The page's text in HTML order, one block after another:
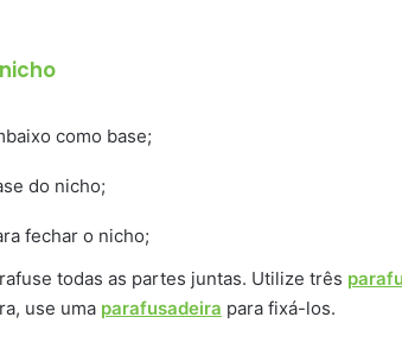
como base;
do nicho;
fechar o nicho;
todas as partes juntas. Utilize três
use uma parafusadeira para fixá-los.